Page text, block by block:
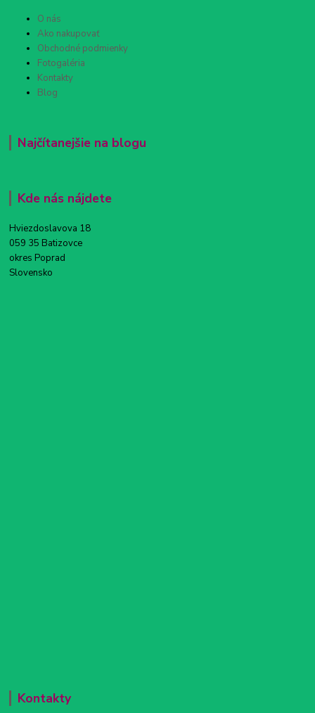
O nás
Ako nakupovať
Obchodné podmienky
Fotogaléria
Kontakty
Blog
Najčítanejšie na blogu
Kde nás nájdete
Hviezdoslavova 18
059 35 Batizovce
okres Poprad
Slovensko
Kontakty